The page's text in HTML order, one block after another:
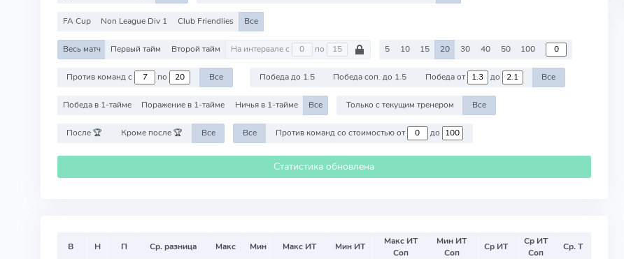
FA Cup Non League Div 1 Club Friendlies Все
Весь матч Первый тайм Второй тайм На интервале с по 5 10 15 20 30 40 50 100
Против команд с по Все Победа до 1.5 Победа соп. до 1.5 Победа от до Все
Победа в 1-тайме Поражение в 1-тайме Ничья в 1-тайме Все Только с текущим тренером Все
После 🏆 Кроме после 🏆 Все Все Против команд со стоимостью от до
Статистика обновлена
В Н П Ср. разница Макс Мин Макс ИТ Мин ИТ
Макс ИТ
Соп
Мин ИТ
Соп
Ср ИТ
Ср ИТ
Соп
Ср. Т